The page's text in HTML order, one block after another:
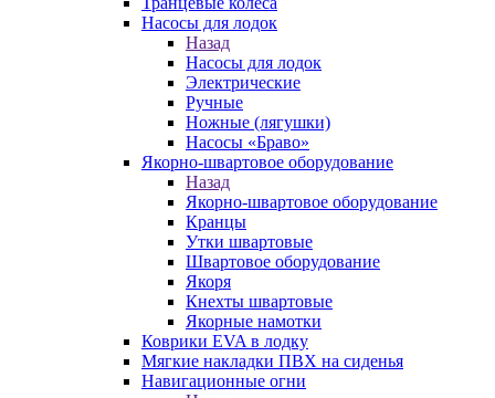
Насосы для лодок
Назад
Насосы для лодок
Электрические
Ручные
Ножные (лягушки)
Насосы «Браво»
Якорно-швартовое оборудование
Назад
Якорно-швартовое оборудование
Кранцы
Утки швартовые
Швартовое оборудование
Якоря
Кнехты швартовые
Якорные намотки
Коврики EVA в лодку
Мягкие накладки ПВХ на сиденья
Навигационные огни